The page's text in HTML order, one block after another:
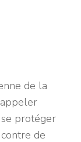
de la
se protéger
de